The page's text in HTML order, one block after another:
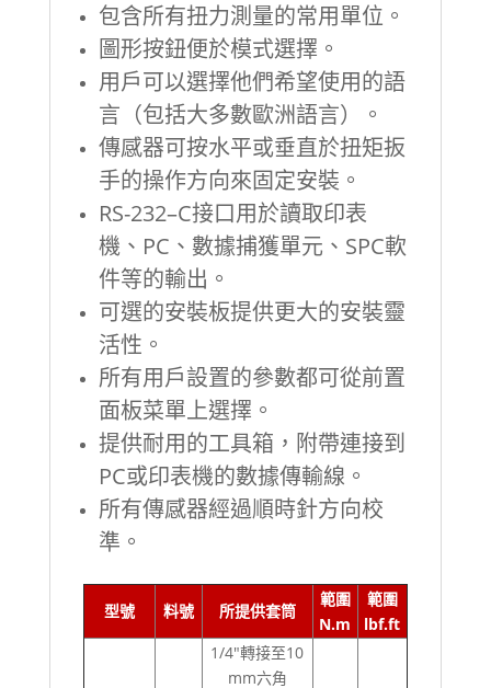
包含所有扭力測量的常用單位。
圖形按鈕便於模式選擇。
用戶可以選擇他們希望使用的語
言（包括大多數歐洲語言）。
傳感器可按水平或垂直於扭矩扳
手的操作方向來固定安裝。
RS-232–C接口用於讀取印表
機、PC、數據捕獲單元、SPC軟
件等的輸出。
可選的安裝板提供更大的安裝靈
活性。
所有用戶設置的參數都可從前置
面板菜單上選擇。
提供耐用的工具箱，附帶連接到
PC或印表機的數據傳輸線。
所有傳感器經過順時針方向校
準。
型號 料號 所提供套筒
範圍
N.m
範圍
lbf.ft
1/4"轉接至10
mm六角